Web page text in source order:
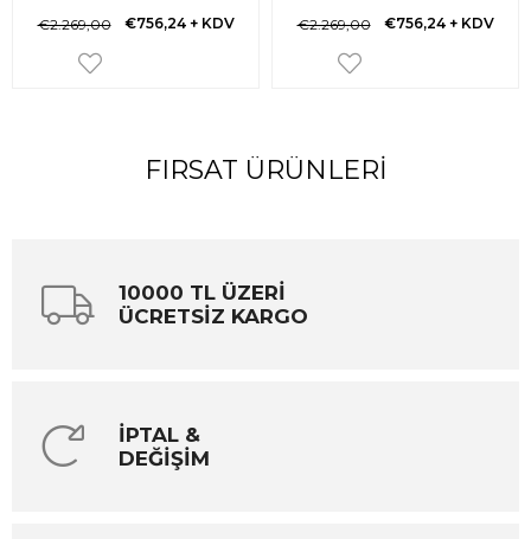
€756,24 + KDV
€2.269,00 €756,24 + KDV
€2.269,00
FIRSAT ÜRÜNLERI
10000 TL ÜZERİ
ÜCRETSİZ KARGO
İPTAL &
DEĞİŞİM